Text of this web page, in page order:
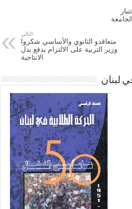
التالي
متعاقدو الثانوي والأساسي شكروا
وزير التربية على الالتزام بدفع بدل
الانتاجية
لبنان